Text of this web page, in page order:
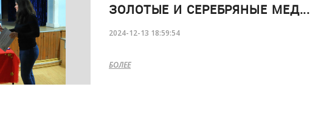
ЗОЛОТЫЕ И СЕРЕБРЯНЫЕ МЕД...
2024-12-13 18:59:54
БОЛЕЕ